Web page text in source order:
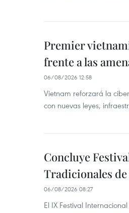
Premier
frente a las
06/08/2026 12:58
Vietnam reforzará la
con nuevas leyes,
Concluye
Tradicionales
06/08/2026 08:27
El IX Festival